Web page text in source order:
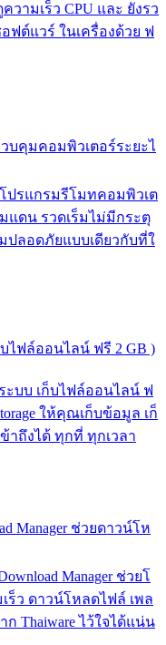
ามเร็ว CPU และ ยังรว
ฟต์แวร์ ในเครื่องด้วย ฟ
วบคุมคอมพิวเตอร์ระยะไ
ปรแกรมรีโมทคอมพิวเต
แดน รวดเร็มไม่มีกระตุ
ลอดภัยแบบเดียวกับที่ใ
บไฟล์ออนไลน์ ฟรี 2 GB )
ะบบ เก็บไฟล์ออนไลน์ ฟ
ให้คุณเก็บข้อมูล เก็
าถึงได้ ทุกที่ ทุกเวลา
Manager ช่วยดาวน์โห
Manager ช่วยโ
ร็ว ดาวน์โหลดไฟล์ เพล
Thaiware ไว้ใจได้แน่น